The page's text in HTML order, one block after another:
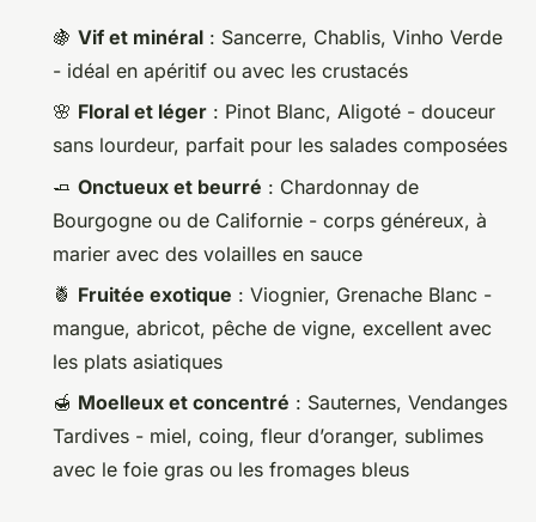
🍇 Vif et minéral : Sancerre, Chablis, Vinho Verde
- idéal en apéritif ou avec les crustacés
🌸 Floral et léger : Pinot Blanc, Aligoté - douceur
sans lourdeur, parfait pour les salades composées
🧈 Onctueux et beurré : Chardonnay de
Bourgogne ou de Californie - corps généreux, à
marier avec des volailles en sauce
🍍 Fruitée exotique : Viognier, Grenache Blanc -
mangue, abricot, pêche de vigne, excellent avec
les plats asiatiques
🍯 Moelleux et concentré : Sauternes, Vendanges
Tardives - miel, coing, fleur d’oranger, sublimes
avec le foie gras ou les fromages bleus